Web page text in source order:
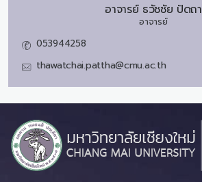
อาจารย์ ธวัชชัย ปัดถา
อาจารย์
053944258
thawatchai.pattha@cmu.ac.th